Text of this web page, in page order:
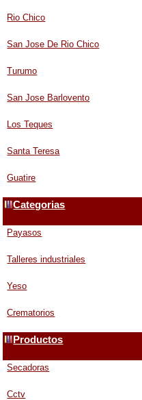
Rio Chico
San Jose De Rio Chico
Turumo
San Jose Barlovento
Los Teques
Santa Teresa
Guatire
Categorias
Payasos
Talleres industriales
Yeso
Crematorios
Productos
Secadoras
Cctv